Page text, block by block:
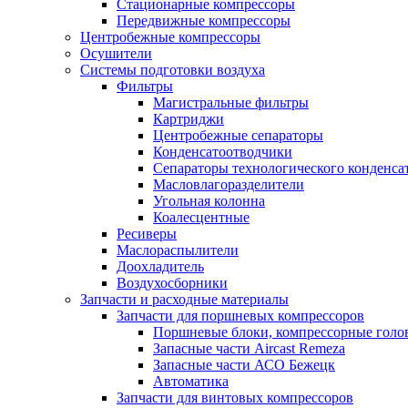
Стационарные компрессоры
Передвижные компрессоры
Центробежные компрессоры
Осушители
Системы подготовки воздуха
Фильтры
Магистральные фильтры
Картриджи
Центробежные сепараторы
Конденсатоотводчики
Сепараторы технологического
Масловлагоразделители
Угольная колонна
Коалесцентные
Ресиверы
Маслораспылители
Доохладитель
Воздухосборники
Запчасти и расходные материалы
Запчасти для поршневых компрессоров
Поршневые блоки, компрессорные
Запасные части Aircast Remeza
Запасные части АСО Бежецк
Автоматика
Запчасти для винтовых компрессоров